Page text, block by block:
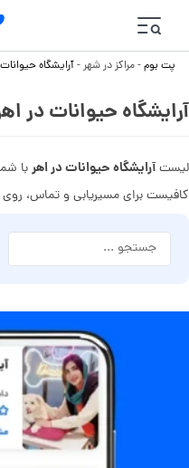
پت بوم-مراکز در شهر-آرایشگاه
آرایشگاه حیوانات در
لیستآرایشگاه حیوانات در اهربا
کافیست برای مسیریابی و تماس،